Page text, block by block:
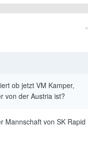
ob jetzt VM Kamper,
von der Austria ist?
Mannschaft von SK Rapid